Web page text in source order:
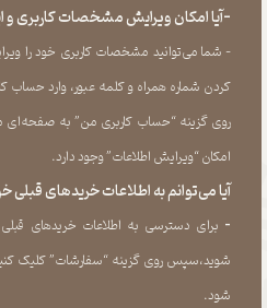
-آیا امکان ویرایش مشخصات کاربری و
- شما می‏‌توانید مشخصات کاربری خود را
کردن شماره همراه و کلمه عبور، وارد
روی گزینه “حساب کاربری من” به
امکان “ویرایش اطلاعات” وجود دارد.​​​​​​​
آیا می‌‏توانم به اطلاعات خریدهای
​​​​​​​- برای دسترسی به اطلاعات خریدهای
شوید،سپس روی گزینه “سفارشات” کلیک
‏شود.​​​​​​​